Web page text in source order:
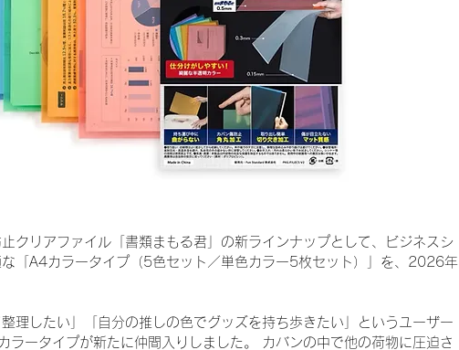
クリアファイル「書類まもる君」の新ラインナップとして、ビジネスシ
「A4カラータイプ（5色セット／単色カラー5枚セット）」を、2026年
理したい」「自分の推しの色でグッズを持ち歩きたい」というユーザー
ラータイプが新たに仲間入りしました。 カバンの中で他の荷物に圧迫さ